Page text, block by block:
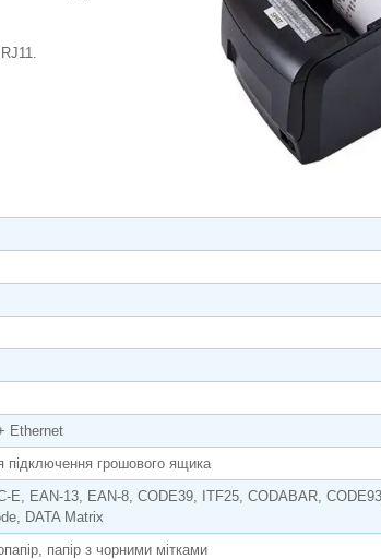
Ethernet
підключення грошового ящика
E, EAN-13, EAN-8, CODE39, ITF25, CODABAR,
DATA Matrix
папір з чорними мітками